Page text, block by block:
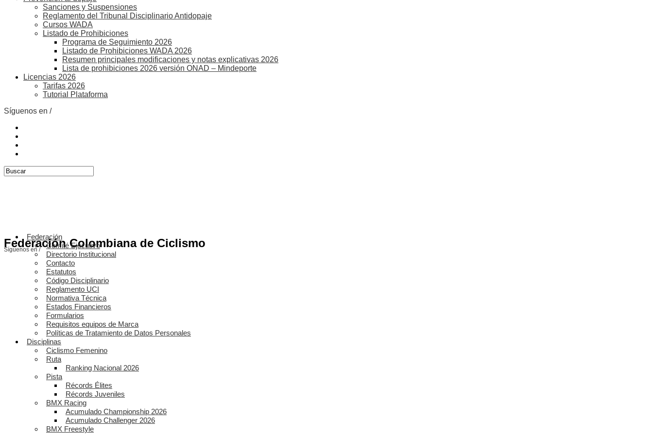
Sanciones y Suspensiones
Reglamento del Tribunal Disciplinario Antidopaje
Cursos WADA
Listado de Prohibiciones
Programa de Seguimiento 2026
Listado de Prohibiciones WADA 2026
Resumen principales modificaciones y notas explicativas 2026
Lista de prohibiciones 2026 versión ONAD – Mindeporte
Licencias 2026
Tarifas 2026
Tutorial Plataforma
Síguenos en /
Federación Colombiana de Ciclismo
Síguenos en /
Federación
Comité Ejecutivo
Directorio Institucional
Contacto
Estatutos
Código Disciplinario
Reglamento UCI
Normativa Técnica
Estados Financieros
Formularios
Requisitos equipos de Marca
Políticas de Tratamiento de Datos Personales
Disciplinas
Ciclismo Femenino
Ruta
Ranking Nacional 2026
Pista
Récords Élites
Récords Juveniles
BMX Racing
Acumulado Championship 2026
Acumulado Challenger 2026
BMX Freestyle